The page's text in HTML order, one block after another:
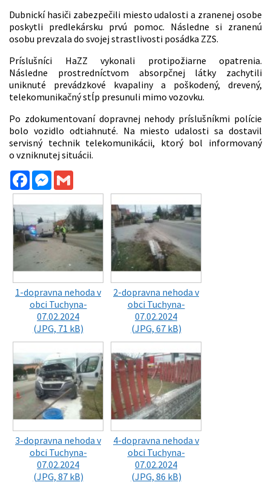
Dubnickí hasiči zabezpečili miesto udalosti a zranenej osobe
poskytli predlekársku prvú pomoc. Následne si zranenú
osobu prevzala do svojej strastlivosti posádka ZZS.
Príslušníci HaZZ vykonali protipožiarne opatrenia.
Následne prostredníctvom absorpčnej látky zachytili
uniknuté prevádzkové kvapaliny a poškodený, drevený,
telekomunikačný stĺp presunuli mimo vozovku.
Po zdokumentovaní dopravnej nehody príslušníkmi polície
bolo vozidlo odtiahnuté. Na miesto udalosti sa dostavil
servisný technik telekomunikácii, ktorý bol informovaný
o vzniknutej situácii.
FacebookMessenger
1-dopravna nehoda v
obci Tuchyna-
07.02.2024
(JPG, 71 kB)
2-dopravna nehoda v
obci Tuchyna-
07.02.2024
(JPG, 67 kB)
3-dopravna nehoda v
obci Tuchyna-
07.02.2024
(JPG, 87 kB)
4-dopravna nehoda v
obci Tuchyna-
07.02.2024
(JPG, 86 kB)